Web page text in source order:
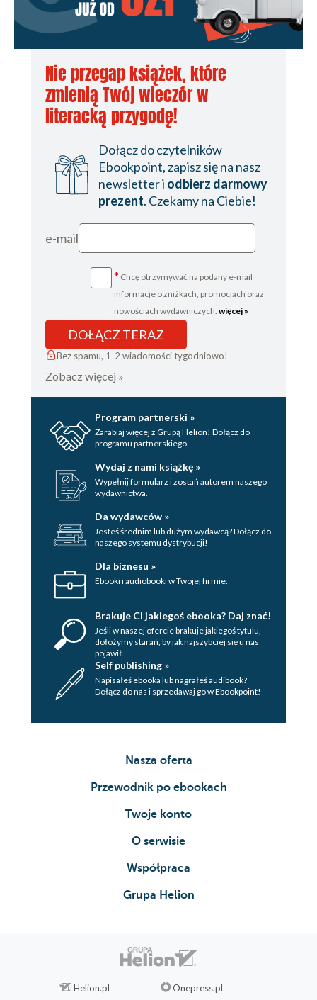
Nie przegap książek, które
zmienią Twój wieczór w
literacką przygodę!
Dołącz do czytelników
Ebookpoint, zapisz się na nasz
newsletter i odbierz darmowy
prezent. Czekamy na Ciebie!
e-mail
* Chcę otrzymywać na podany e-mail
informacje o zniżkach, promocjach oraz
nowościach wydawniczych. więcej »
DOŁĄCZ TERAZ
Bez spamu, 1-2 wiadomości tygodniowo!
Zobacz więcej »
Program partnerski »
Zarabiaj więcej z Grupą Helion! Dołącz do
programu partnerskiego.
Wydaj z nami książkę »
Wypełnij formularz i zostań autorem naszego
wydawnictwa.
Da wydawców »
Jesteś średnim lub dużym wydawcą? Dołącz do
naszego systemu dystrybucji!
Dla biznesu »
Ebooki i audiobooki w Twojej firmie.
Brakuje Ci jakiegoś ebooka? Daj znać!
Jeśli w naszej ofercie brakuje jakiegoś tytulu,
dołożymy starań, by jak najszybciej się u nas
pojawił.
Self publishing »
Napisałeś ebooka lub nagrałeś audibook?
Dołącz do nas i sprzedawaj go w Ebookpoint!
Nasza oferta
Przewodnik po ebookach
Twoje konto
O serwisie
Współpraca
Grupa Helion
Helion.pl Onepress.pl